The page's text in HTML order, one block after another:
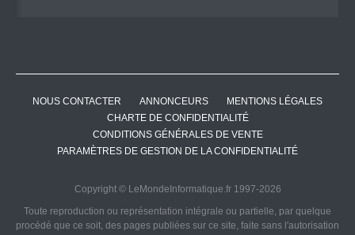
NOUS CONTACTER ANNONCEURS
MENTIONS LÉGALES
CHARTE DE CONFIDENTIALITÉ
CONDITIONS GÉNÉRALES DE VENTE
PARAMÈTRES DE GESTION DE LA CONFIDENTIALITÉ
Copyright © LeMondeInformatique.fr 1997-2026
Toute reproduction ou représentation intégrale ou partielle, par quelque
procédé que ce soit, des pages publiées sur ce site, faite sans l'autorisation